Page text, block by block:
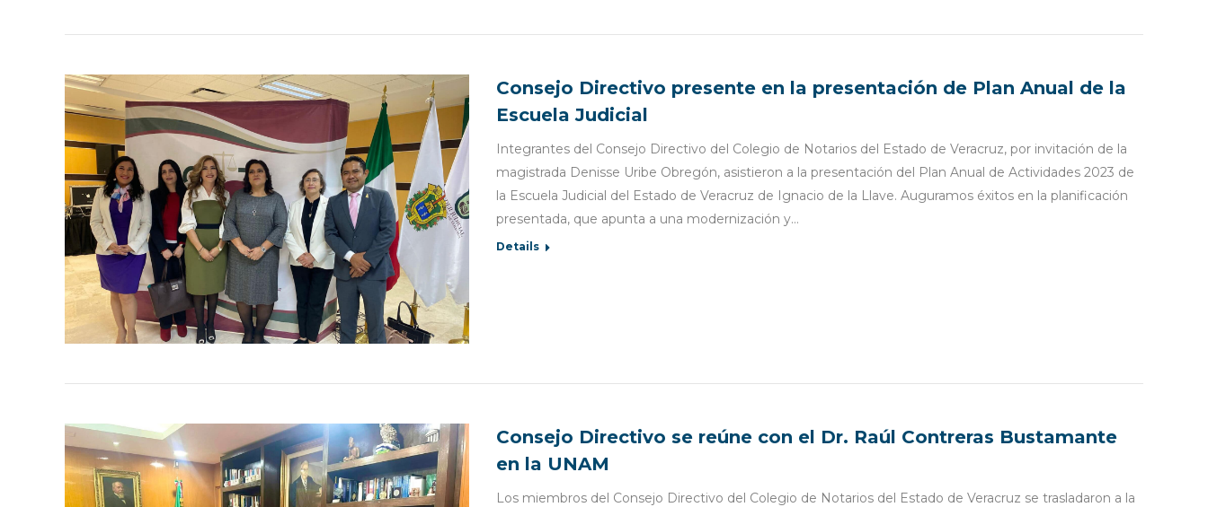
Consejo Directivo presente en la presentación de Plan Anual de la
Escuela Judicial
Integrantes del Consejo Directivo del Colegio de Notarios del Estado de Veracruz, por invitación de la
magistrada Denisse Uribe Obregón, asistieron a la presentación del Plan Anual de Actividades 2023 de
la Escuela Judicial del Estado de Veracruz de Ignacio de la Llave. Auguramos éxitos en la planificación
presentada, que apunta a una modernización y…
Details
Consejo Directivo se reúne con el Dr. Raúl Contreras Bustamante
en la UNAM
Los miembros del Consejo Directivo del Colegio de Notarios del Estado de Veracruz se trasladaron a la